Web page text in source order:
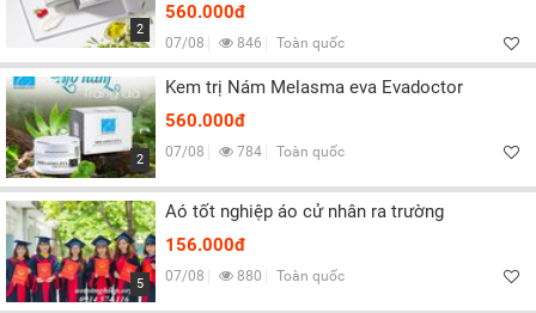
2
560.000đ
07/08 846 Toàn quốc
2
Kem trị Nám Melasma eva Evadoctor
560.000đ
07/08 784 Toàn quốc
5
Aó tốt nghiệp áo cử nhân ra trường
156.000đ
07/08 880 Toàn quốc